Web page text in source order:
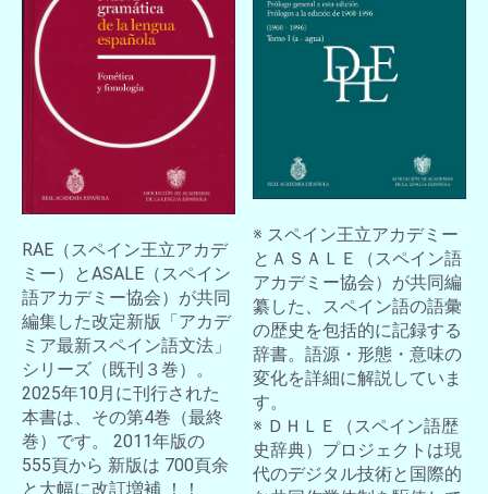
RAE（スペイン王立アカデ
ミー）とASALE（スペイン
語アカデミー協会）が共同
編集した改定新版「アカデ
ミア最新スペイン語文法」
シリーズ（既刊３巻）。
2025年10月に刊行された
本書は、その第4巻（最終
巻）です。 2011年版の
555頁から 新版は 700頁余
と大幅に改訂増補 ！！
※ スペイン王立アカデミー
とＡＳＡＬＥ（スペイン語
アカデミー協会）が共同編
纂した、スペイン語の語彙
の歴史を包括的に記録する
辞書。語源・形態・意味の
変化を詳細に解説していま
す。
※ ＤＨＬＥ（スペイン語歴
史辞典）プロジェクトは現
代のデジタル技術と国際的